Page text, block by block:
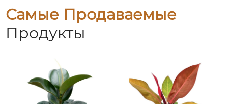
Самые Продаваемые
Продукты